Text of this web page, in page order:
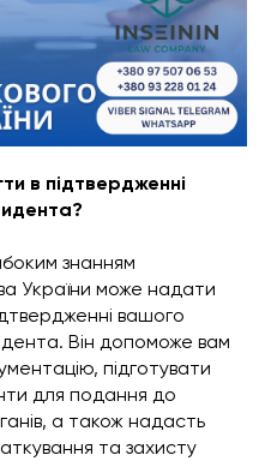
в підтвердженні
знанням
України може надати
вашого
Він допоможе вам
підготувати
для подання до
а також надасть
та захисту